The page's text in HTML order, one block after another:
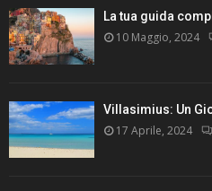
La tua guida
10 Maggio, 2024
Villasimius: Un
17 Aprile, 2024